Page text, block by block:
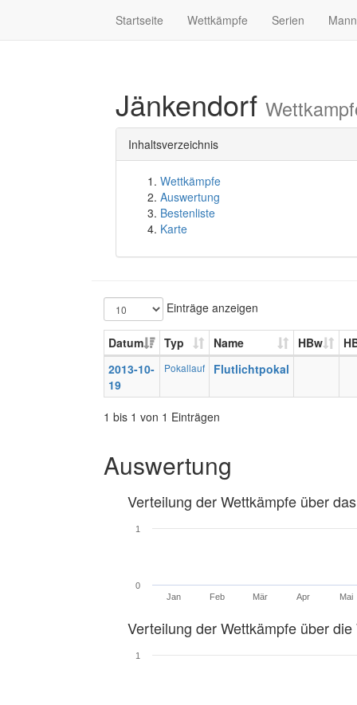
Startseite Wettkämpfe Serien
Jänkendorf
Inhaltsverzeichnis
Wettkämpfe
Auswertung
Bestenliste
Karte
Einträge anzeigen
Datum Typ Name HBw
2013-10-
19
Pokallauf Flutlichtpokal
1 bis 1 von 1 Einträgen
Auswertung
Verteilung der Wettkämpfe über
Jan Feb Mär Apr Mai
0
1
Verteilung der Wettkämpfe über die
1